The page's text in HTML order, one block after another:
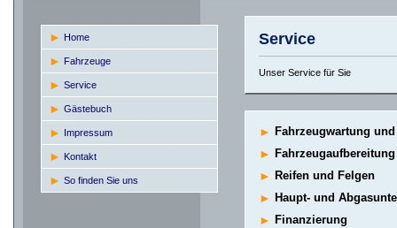
Home
Fahrzeuge
Service
Gästebuch
Impressum
Kontakt
So finden Sie uns
Service
Unser Service für Sie
► Fahrzeugwartung
►
► Reifen und Felgen
► Haupt- und
► Finanzierung